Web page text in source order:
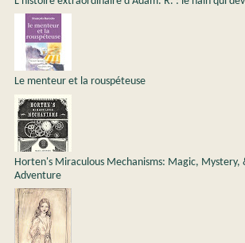
Le menteur et la rouspéteuse
Horten's Miraculous Mechanisms: Magic, Mystery,
Adventure